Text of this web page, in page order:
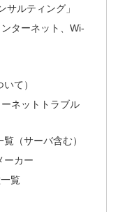
サルティング」
ターネット、Wi-
て）
ネットトラブル
（サーバ含む）
ーカー
覧